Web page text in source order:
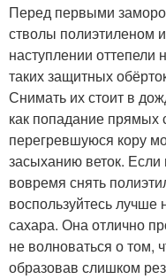
Перед первыми
стволы полиэтиленом
наступлении оттепели
таких защитных
Снимать их стоит в
как попадание прямых
перегревшуюся кору
засыханию веток.
вовремя снять
воспользуйтесь
сахара. Она отлично
не волноваться о том,
образовав слишком